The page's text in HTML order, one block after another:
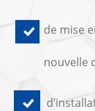
de mise
nouvelle